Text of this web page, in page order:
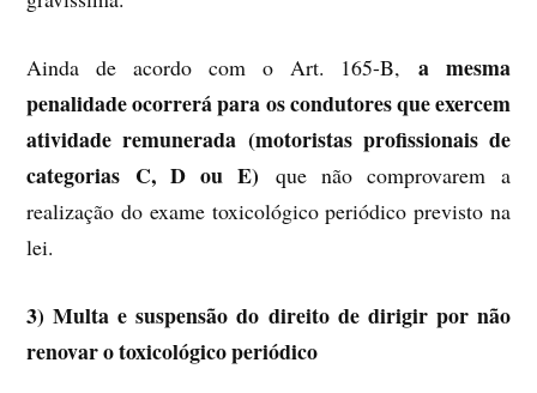
Ainda de acordo com o Art. 165-B, a mesma
penalidade ocorrerá para os condutores que exercem
atividade remunerada (motoristas profissionais de
categorias C, D ou E) que não comprovarem a
realização do exame toxicológico periódico previsto na
lei.
3) Multa e suspensão do direito de dirigir por não
renovar o toxicológico periódico